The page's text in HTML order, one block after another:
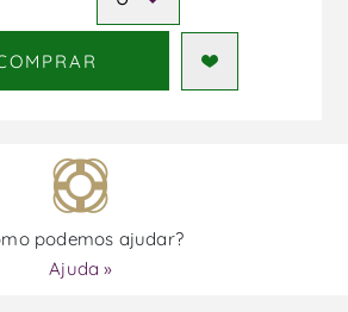
podemos ajudar?
Ajuda »